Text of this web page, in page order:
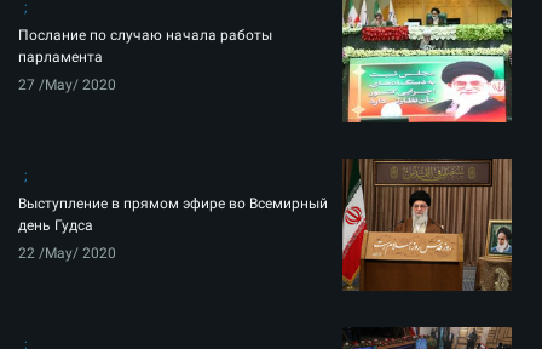
Послание по случаю начала работы
парламента
27 /May/ 2020
Выступление в прямом эфире во Всемирный
день Гудса
22 /May/ 2020